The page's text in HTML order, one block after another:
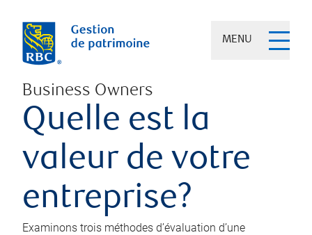
MENU
Business Owners
Quelle est la
valeur de votre
entreprise?
Examinons trois méthodes d’évaluation d’une